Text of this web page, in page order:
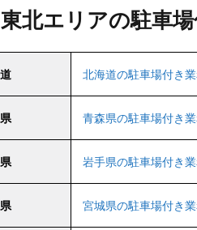
北エリアの駐車
北海道の駐車場付き
青森県の駐車場付き
岩手県の駐車場付き
宮城県の駐車場付き